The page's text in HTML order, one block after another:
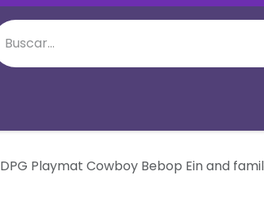
DPG Playmat Cowboy Bebop Ein and